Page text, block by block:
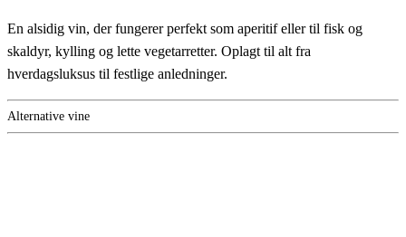
En alsidig vin, der fungerer perfekt som aperitif eller til fisk og
skaldyr, kylling og lette vegetarretter. Oplagt til alt fra
hverdagsluksus til festlige anledninger.
Alternative vine